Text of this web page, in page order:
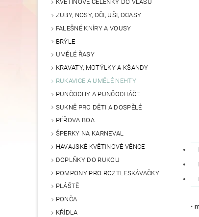
KVĚTINOVÉ ČELENKY DO VLASŮ
ZUBY, NOSY, OČI, UŠI, OCASY
FALEŠNÉ KNÍRY A VOUSY
BRÝLE
UMĚLÉ ŘASY
KRAVATY, MOTÝLKY A KŠANDY
RUKAVICE A UMĚLÉ NEHTY
PUNČOCHY A PUNČOCHÁČE
SUKNĚ PRO DĚTI A DOSPĚLÉ
PÉŘOVA BOA
ŠPERKY NA KARNEVAL
HAVAJSKÉ KVĚTINOVÉ VĚNCE
DOPLŇKY DO RUKOU
POMPONY PRO ROZTLESKÁVAČKY
PLÁŠTĚ
PONČA
KŘÍDLA
•